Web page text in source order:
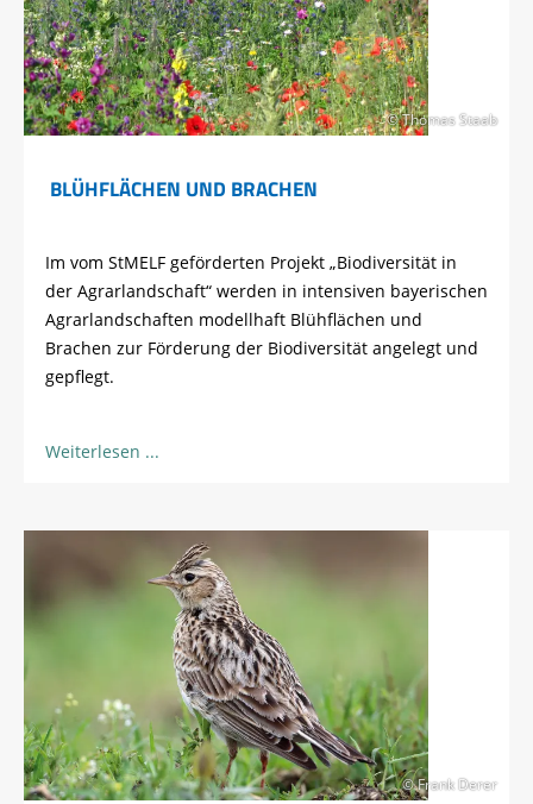
© Thomas Staab
BLÜHFLÄCHEN UND BRACHEN
Im vom StMELF geförderten Projekt „Biodiversität in
der Agrarlandschaft“ werden in intensiven bayerischen
Agrarlandschaften modellhaft Blühflächen und
Brachen zur Förderung der Biodiversität angelegt und
gepflegt.
Weiterlesen
© Frank Derer